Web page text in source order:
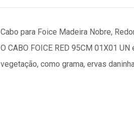
Cabo para Foice Madeira Nobre,
O CABO FOICE RED 95CM 01X01
vegetação, como grama, ervas